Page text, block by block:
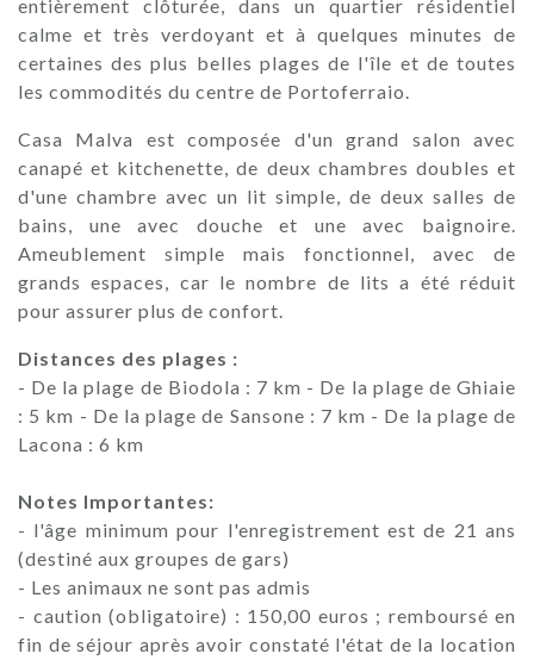
entièrement clôturée, dans un quartier résidentiel
calme et très verdoyant et à quelques minutes de
certaines des plus belles plages de l'île et de toutes
les commodités du centre de Portoferraio.
Casa Malva est composée d'un grand salon avec
canapé et kitchenette, de deux chambres doubles et
d'une chambre avec un lit simple, de deux salles de
bains, une avec douche et une avec baignoire.
Ameublement simple mais fonctionnel, avec de
grands espaces, car le nombre de lits a été réduit
pour assurer plus de confort.
Distances des plages :
- De la plage de Biodola : 7 km - De la plage de Ghiaie
: 5 km - De la plage de Sansone : 7 km - De la plage de
Lacona : 6 km
Notes Importantes:
- l'âge minimum pour l'enregistrement est de 21 ans
(destiné aux groupes de gars)
- Les animaux ne sont pas admis
- caution (obligatoire) : 150,00 euros ; remboursé en
fin de séjour après avoir constaté l'état de la location